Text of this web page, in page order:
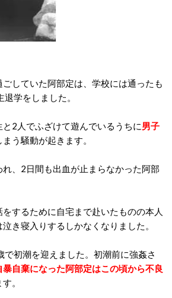
していた阿部定は、学校には通ったも
学をしました。
2人でふざけて遊んでいるうちに男子
う騒動が起きます。
、2日間も出血が止まらなかった阿部
するために自宅まで赴いたものの本人
き寝入りするしかなくなりました。
で初潮を迎えました。初潮前に強姦さ
暴自棄になった阿部定はこの頃から不良
。